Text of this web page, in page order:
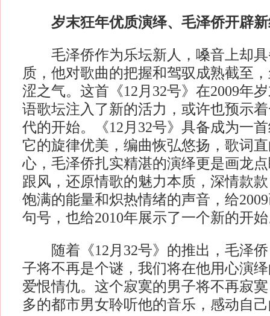
岁末狂年优质演绎、毛泽侨开辟新
毛泽侨作为乐坛新人，嗓音上却具
质，他对歌曲的把握和驾驭成熟截至
涩之气。这首《12月32号》在2009年
语歌坛注入了新的活力，或许也预示
代的开始。《12月32号》具备成为一
它的旋律优美，编曲恢弘悠扬，歌词
心，毛泽侨扎实精湛的演绎更是画龙
跟风，还原情歌的魅力本质，深情款
饱满的能量和炽热情绪的声音，给
句号，也给2010年展示了一个新的
随着《12月32号》的推出，毛泽侨
子将不再是个谜，我们将在他用心演
爱恨情仇。这个寂寞的男子将不再寂
多的都市男女聆听他的音乐，感动自